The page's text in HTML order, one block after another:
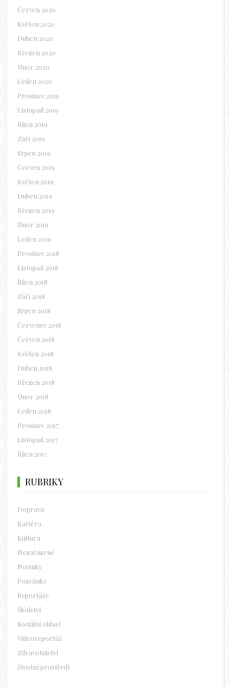
Červen 2020
Květen 2020
Duben 2020
Březen 2020
Únor 2020
Leden 2020
Prosinec 2019
Listopad 2019
Říjen 2019
Září 2019
Srpen 2019
Červen 2019
Květen 2019
Duben 2019
Březen 2019
Únor 2019
Leden 2019
Prosinec 2018
Listopad 2018
Říjen 2018
Září 2018
Srpen 2018
Červenec 2018
Červen 2018
Květen 2018
Duben 2018
Březen 2018
Únor 2018
Leden 2018
Prosinec 2017
Listopad 2017
Říjen 2017
RUBRIKY
Doprava
Kariéra
Kultura
Nezařazené
Novinky
Pozvánky
Reportáže
Školství
Sociální oblast
Videoreportáž
Zdravotnictví
Životní prostředí